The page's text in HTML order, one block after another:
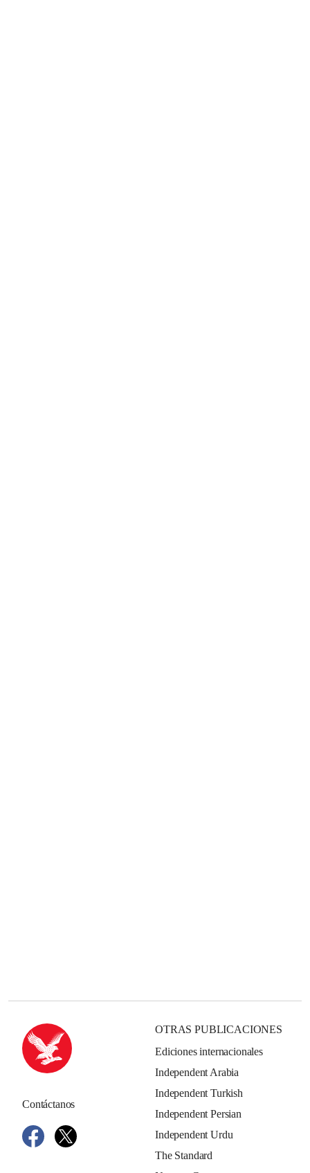
Contáctanos
OTRAS PUBLICACIONES
Ediciones internacionales
Independent Arabia
Independent Turkish
Independent Persian
Independent Urdu
The Standard